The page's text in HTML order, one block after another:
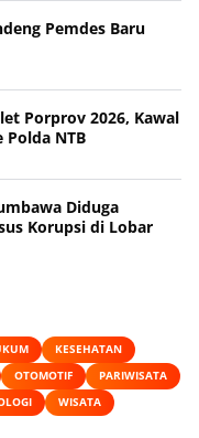
Pemdes Baru
Porprov 2026, Kawal
Polda NTB
Diduga
Korupsi di Lobar
KESEHATAN
OTOMOTIF
PARIWISATA
WISATA